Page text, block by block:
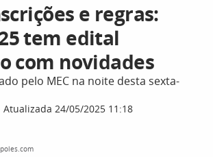
e regras:
tem edital
com novidades
pelo MEC na noite desta sexta-
Atualizada 24/05/2025 11:18